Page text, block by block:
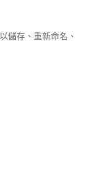
儲存、重新命名、